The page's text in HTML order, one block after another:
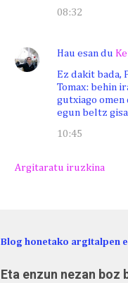
08:32
Hau esan du
Ez dakit bada,
Tomax: behin
gutxiago
egun beltz
10:45
Argitaratu iruzkina
Blog honetako argitalpen
Eta enzun nezan